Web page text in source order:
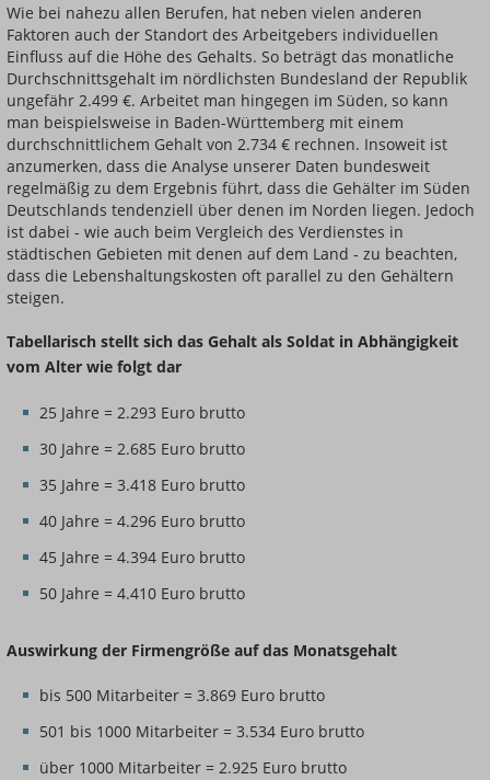
Wie bei nahezu allen Berufen, hat neben vielen anderen
Faktoren auch der Standort des Arbeitgebers individuellen
Einfluss auf die Höhe des Gehalts. So beträgt das monatliche
Durchschnittsgehalt im nördlichsten Bundesland der Republik
ungefähr 2.499 €. Arbeitet man hingegen im Süden, so kann
man beispielsweise in Baden-Württemberg mit einem
durchschnittlichem Gehalt von 2.734 € rechnen. Insoweit ist
anzumerken, dass die Analyse unserer Daten bundesweit
regelmäßig zu dem Ergebnis führt, dass die Gehälter im Süden
Deutschlands tendenziell über denen im Norden liegen. Jedoch
ist dabei - wie auch beim Vergleich des Verdienstes in
städtischen Gebieten mit denen auf dem Land - zu beachten,
dass die Lebenshaltungskosten oft parallel zu den Gehältern
steigen.
Tabellarisch stellt sich das Gehalt als Soldat in Abhängigkeit
vom Alter wie folgt dar
25 Jahre = 2.293 Euro brutto
30 Jahre = 2.685 Euro brutto
35 Jahre = 3.418 Euro brutto
40 Jahre = 4.296 Euro brutto
45 Jahre = 4.394 Euro brutto
50 Jahre = 4.410 Euro brutto
Auswirkung der Firmengröße auf das Monatsgehalt
bis 500 Mitarbeiter = 3.869 Euro brutto
501 bis 1000 Mitarbeiter = 3.534 Euro brutto
über 1000 Mitarbeiter = 2.925 Euro brutto